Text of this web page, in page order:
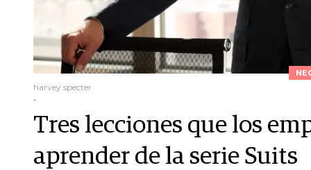
harvey specter
.
Tres lecciones que los
aprender de la serie Suits